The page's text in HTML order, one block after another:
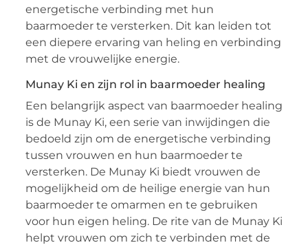
energetische verbinding met hun
baarmoeder te versterken. Dit kan leiden tot
een diepere ervaring van heling en verbinding
met de vrouwelijke energie.
Munay Ki en zijn rol in baarmoeder healing
Een belangrijk aspect van baarmoeder healing
is de Munay Ki, een serie van inwijdingen die
bedoeld zijn om de energetische verbinding
tussen vrouwen en hun baarmoeder te
versterken. De Munay Ki biedt vrouwen de
mogelijkheid om de heilige energie van hun
baarmoeder te omarmen en te gebruiken
voor hun eigen heling. De rite van de Munay Ki
helpt vrouwen om zich te verbinden met de